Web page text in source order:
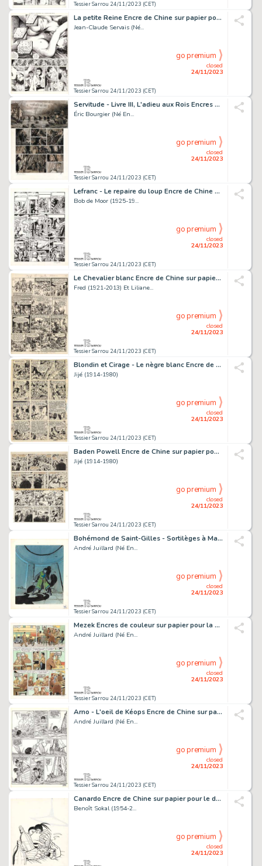
Tessier Sarrou 24/11/2023 (CET)
La petite Reine Encre de Chine sur papier pour la planche...
Jean-Claude Servais (Né...
Tessier Sarrou 24/11/2023 (CET)
closed
24/11/2023
go premium
Servitude - Livre III, L'adieu aux Rois Encres de couleurs...
Éric Bourgier (Né En...
Tessier Sarrou 24/11/2023 (CET)
closed
24/11/2023
go premium
Lefranc - Le repaire du loup Encre de Chine sur papier...
Bob de Moor (1925-19...
Tessier Sarrou 24/11/2023 (CET)
closed
24/11/2023
go premium
Le Chevalier blanc Encre de Chine sur papier pour la...
Fred (1921-2013) Et Liliane...
Tessier Sarrou 24/11/2023 (CET)
closed
24/11/2023
go premium
Blondin et Cirage - Le nègre blanc Encre de Chine sur...
Jijé (1914-1980)
Tessier Sarrou 24/11/2023 (CET)
closed
24/11/2023
go premium
Baden Powell Encre de Chine sur papier pour la planche...
Jijé (1914-1980)
Tessier Sarrou 24/11/2023 (CET)
closed
24/11/2023
go premium
Bohémond de Saint-Gilles - Sortilèges à Malte Encres...
André Juillard (Né En...
Tessier Sarrou 24/11/2023 (CET)
closed
24/11/2023
go premium
Mezek Encres de couleur sur papier pour la planche...
André Juillard (Né En...
Tessier Sarrou 24/11/2023 (CET)
closed
24/11/2023
go premium
Arno - L'oeil de Kéops Encre de Chine sur papier pour...
André Juillard (Né En...
Tessier Sarrou 24/11/2023 (CET)
closed
24/11/2023
go premium
Canardo Encre de Chine sur papier pour le dessin de...
Benoît Sokal (1954-2...
closed
24/11/2023
go premium